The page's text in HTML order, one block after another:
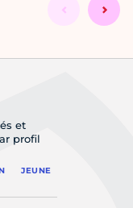
et
profil
JEUNE